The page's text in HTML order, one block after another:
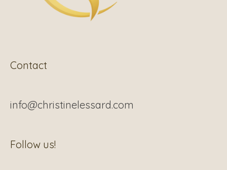
Contact
info@christinelessard.com
Follow us!
Facebook